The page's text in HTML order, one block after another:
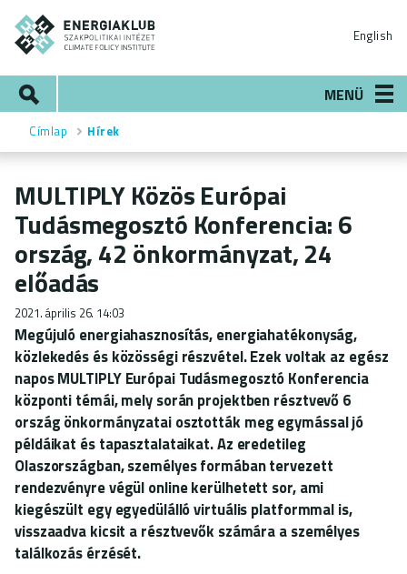
Ugrás
tartalomra
English
MENÜ
Morzsa
Címlap Hírek
MULTIPLY Közös Európai
Tudásmegosztó Konferencia: 6
ország, 42 önkormányzat, 24
előadás
2021. április 26. 14:03
Megújuló energiahasznosítás, energiahatékonyság,
közlekedés és közösségi részvétel. Ezek voltak az egész
napos MULTIPLY Európai Tudásmegosztó Konferencia
központi témái, mely során projektben résztvevő 6
ország önkormányzatai osztották meg egymással jó
példáikat és tapasztalataikat. Az eredetileg
Olaszországban, személyes formában tervezett
rendezvényre végül online kerülhetett sor, ami
kiegészült egy egyedülálló virtuális platformmal is,
visszaadva kicsit a résztvevők számára a személyes
találkozás érzését.